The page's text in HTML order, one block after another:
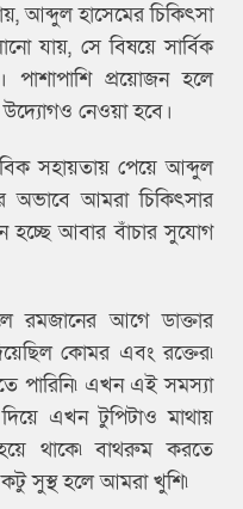
আব্দুল হাসেমের চিকিৎসা
যায়, সে বিষয়ে সার্বিক
পাশাপাশি প্রয়োজন হলে
নেওয়া হবে।
সহায়তায় পেয়ে আব্দুল
অভাবে আমরা চিকিৎসার
হচ্ছে আবার বাঁচার সুযোগ
রমজানের আগে ডাক্তার
কোমর এবং রক্তের৷
পারিনি৷ এখন এই সমস্যা
এখন টুপিটাও মাথায়
থাকে৷ বাথরুম করতে
সুস্থ হলে আমরা খুশি৷